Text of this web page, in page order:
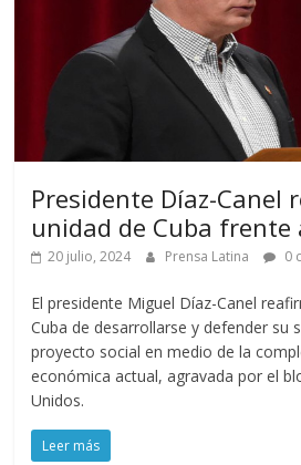
Presidente Díaz-Canel
unidad de Cuba frente
20 julio, 2024 Prensa Latina 0
El presidente Miguel Díaz-Canel
Cuba de desarrollarse y defender su
proyecto social en medio de la
económica actual, agravada por el
Unidos.
Leer más